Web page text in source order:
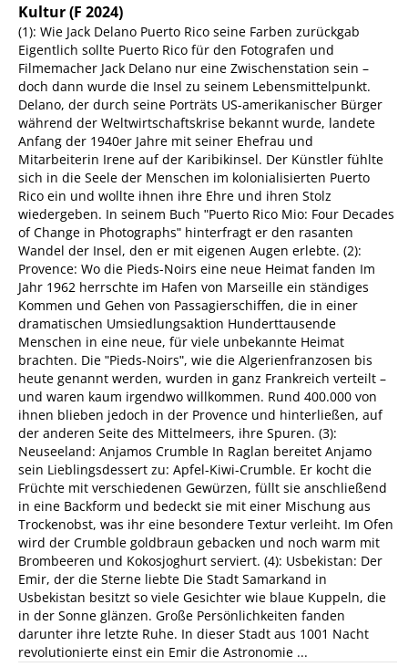
Kultur(F 2024)
(1): Wie Jack Delano Puerto Rico seine Farben zurückgab
Eigentlich sollte Puerto Rico für den Fotografen und
Filmemacher Jack Delano nur eine Zwischenstation sein –
doch dann wurde die Insel zu seinem Lebensmittelpunkt.
Delano, der durch seine Porträts US-amerikanischer Bürger
während der Weltwirtschaftskrise bekannt wurde, landete
Anfang der 1940er Jahre mit seiner Ehefrau und
Mitarbeiterin Irene auf der Karibikinsel. Der Künstler fühlte
sich in die Seele der Menschen im kolonialisierten Puerto
Rico ein und wollte ihnen ihre Ehre und ihren Stolz
wiedergeben. In seinem Buch ʺPuerto Rico Mio: Four Decades
of Change in Photographsʺ hinterfragt er den rasanten
Wandel der Insel, den er mit eigenen Augen erlebte. (2):
Provence: Wo die Pieds-Noirs eine neue Heimat fanden Im
Jahr 1962 herrschte im Hafen von Marseille ein ständiges
Kommen und Gehen von Passagierschiffen, die in einer
dramatischen Umsiedlungsaktion Hunderttausende
Menschen in eine neue, für viele unbekannte Heimat
brachten. Die ʺPieds-Noirsʺ, wie die Algerienfranzosen bis
heute genannt werden, wurden in ganz Frankreich verteilt –
und waren kaum irgendwo willkommen. Rund 400.000 von
ihnen blieben jedoch in der Provence und hinterließen, auf
der anderen Seite des Mittelmeers, ihre Spuren. (3):
Neuseeland: Anjamos Crumble In Raglan bereitet Anjamo
sein Lieblingsdessert zu: Apfel-Kiwi-Crumble. Er kocht die
Früchte mit verschiedenen Gewürzen, füllt sie anschließend
in eine Backform und bedeckt sie mit einer Mischung aus
Trockenobst, was ihr eine besondere Textur verleiht. Im Ofen
wird der Crumble goldbraun gebacken und noch warm mit
Brombeeren und Kokosjoghurt serviert. (4): Usbekistan: Der
Emir, der die Sterne liebte Die Stadt Samarkand in
Usbekistan besitzt so viele Gesichter wie blaue Kuppeln, die
in der Sonne glänzen. Große Persönlichkeiten fanden
darunter ihre letzte Ruhe. In dieser Stadt aus 1001 Nacht
revolutionierte einst ein Emir die Astronomie ...